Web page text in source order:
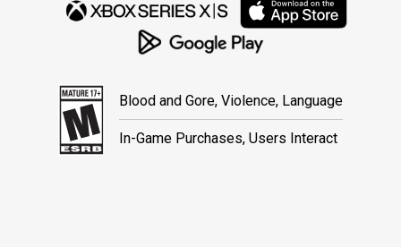
Blood and Gore, Violence, Language
In-Game Purchases, Users Interact